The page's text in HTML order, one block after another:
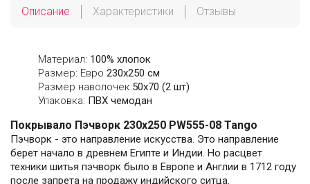
Описание Характеристики Отзывы
Материал: 100% хлопок
Размер: Евро 230х250 см
Размер наволочек:50x70 (2 шт)
Упаковка: ПВХ чемодан
Покрывало Пэчворк 230х250 PW555-08 Tango
Пэчворк - это направление искусства. Это направление
берет начало в древнем Египте и Индии. Но расцвет
техники шитья пэчворк было в Европе и Англии в 1712 году
после запрета на продажу индийского ситца.